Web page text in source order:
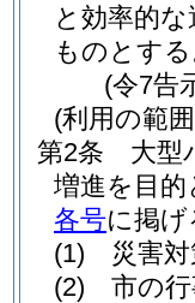
と効率的
ものとす
(令7告
(利用の範
第2条
大型
増進を目
各号に掲
(1)
災害
(2)
市の